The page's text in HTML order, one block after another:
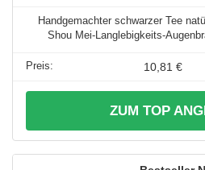
Handgemachter schwarzer Tee
Shou Mei-Langlebigkeits-
10,81 €
ZUM TOP